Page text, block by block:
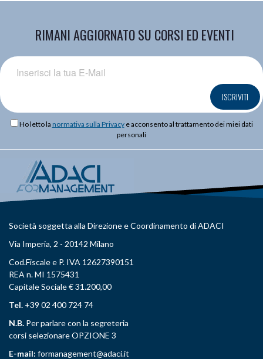
RIMANI AGGIORNATO SU CORSI ED EVENTI
ISCRIVITI
Ho letto la normativa sulla Privacye acconsento al trattamento dei miei dati
personali
Società soggetta alla Direzione e Coordinamento di ADACI
Via Imperia, 2 - 20142 Milano
Cod.Fiscale e P. IVA 12627390151
REA n. MI 1575431
Capitale Sociale € 31.200,00
Tel. +39 02 400 724 74
N.B. Per parlare con la segreteria
corsi selezionare OPZIONE 3
E-mail: formanagement@adaci.it